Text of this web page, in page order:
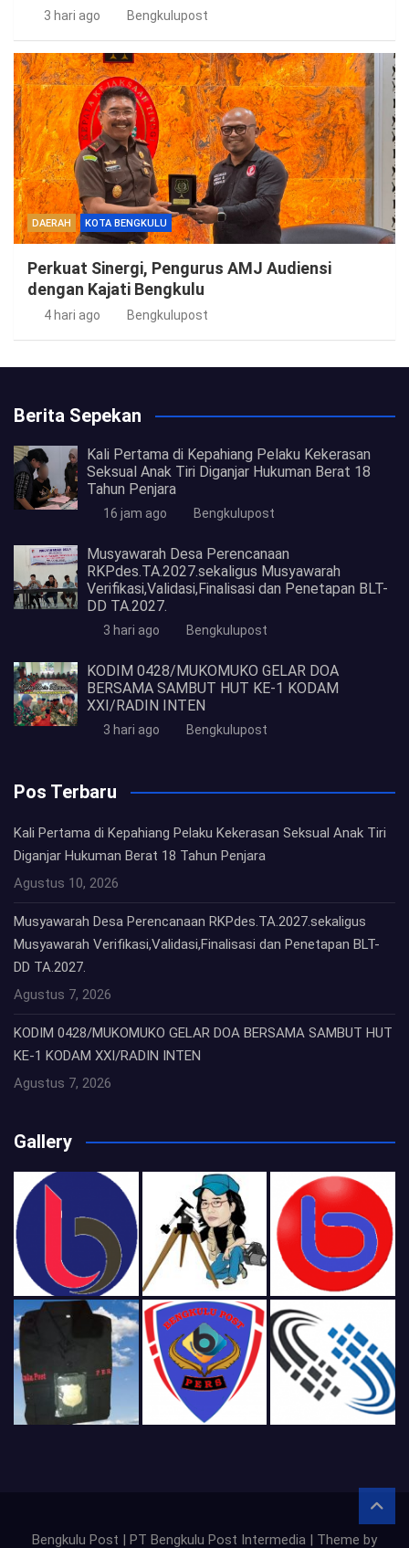
3 hari ago Bengkulupost
DAERAH KOTA BENGKULU
Perkuat Sinergi, Pengurus AMJ Audiensi
dengan Kajati Bengkulu
4 hari ago Bengkulupost
Berita Sepekan
Kali Pertama di Kepahiang Pelaku Kekerasan
Seksual Anak Tiri Diganjar Hukuman Berat 18
Tahun Penjara
16 jam ago Bengkulupost
Musyawarah Desa Perencanaan
RKPdes.TA.2027.sekaligus Musyawarah
Verifikasi,Validasi,Finalisasi dan Penetapan BLT-
DD TA.2027.
3 hari ago Bengkulupost
KODIM 0428/MUKOMUKO GELAR DOA
BERSAMA SAMBUT HUT KE-1 KODAM
XXI/RADIN INTEN
3 hari ago Bengkulupost
Pos Terbaru
Kali Pertama di Kepahiang Pelaku Kekerasan Seksual Anak Tiri
Diganjar Hukuman Berat 18 Tahun Penjara
Agustus 10, 2026
Musyawarah Desa Perencanaan RKPdes.TA.2027.sekaligus
Musyawarah Verifikasi,Validasi,Finalisasi dan Penetapan BLT-
DD TA.2027.
Agustus 7, 2026
KODIM 0428/MUKOMUKO GELAR DOA BERSAMA SAMBUT HUT
KE-1 KODAM XXI/RADIN INTEN
Agustus 7, 2026
Gallery
Bengkulu Post | PT Bengkulu Post Intermedia | Theme by